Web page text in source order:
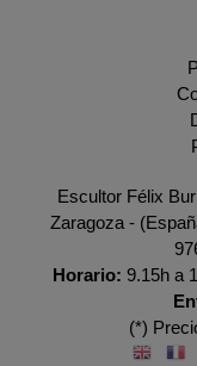
Escultor Félix
Zaragoza -
Horario: 9.15h a
(*)